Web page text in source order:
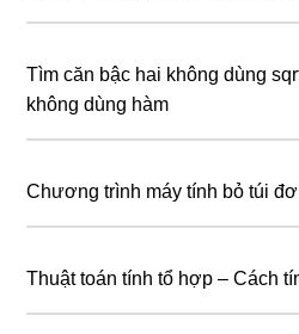
Tìm căn bậc hai không dùng
không dùng hàm
Chương trình máy tính bỏ túi
Thuật toán tính tổ hợp – Cách